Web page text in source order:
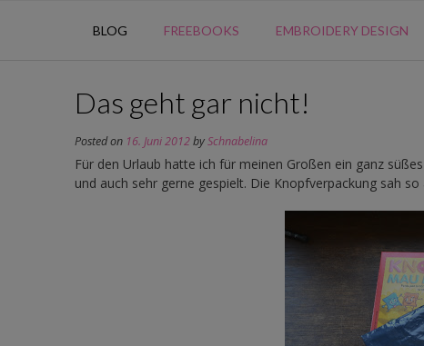
BLOG FREEBOOKS EMBROIDERY DESIGN
Das geht gar nicht!
Posted on 16. Juni 2012bySchnabelina
Für den Urlaub hatte ich für meinen Großen ein ganz
und auch sehr gerne gespielt. Die Knopfverpackung sah so